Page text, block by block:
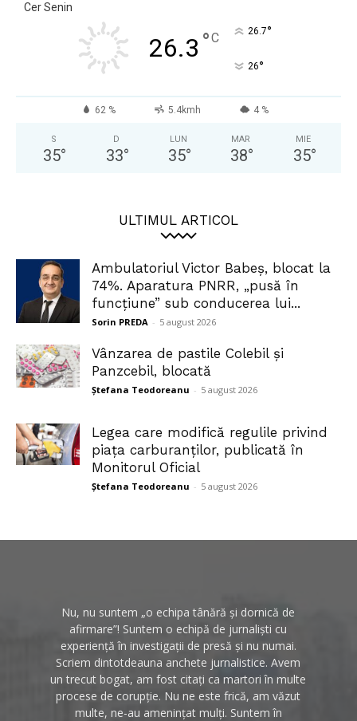
Cer Senin
26.3 °C 26.7°
26°
62 % 5.4kmh 4 %
S
35°
D
33°
LUN
35°
MAR
38°
MIE
35°
ULTIMUL ARTICOL
Ambulatoriul Victor Babeș, blocat la
74%. Aparatura PNRR, „pusă în
funcțiune” sub conducerea lui...
Sorin PREDA - 5 august 2026
Vânzarea de pastile Colebil și
Panzcebil, blocată
Ștefana Teodoreanu - 5 august 2026
Legea care modifică regulile privind
piața carburanților, publicată în
Monitorul Oficial
Ștefana Teodoreanu - 5 august 2026
Nu, nu suntem „o echipa tânără și dornică de
afirmare”! Suntem o echipă de jurnaliști cu
experiență în investigații de presă și nu numai.
Scriem dintotdeauna anchete jurnalistice. Avem
un trecut bogat, am fost citați ca martori în multe
procese de corupție. Nu ne este frică, am văzut
multe, ne-au amenințat mulți. Suntem în